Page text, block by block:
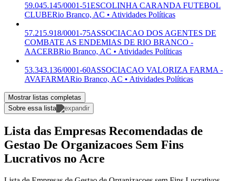
59.045.145/0001-51ESCOLINHA CARANDA FUTEBOL
CLUBERio Branco, AC • Atividades Políticas
57.215.918/0001-75ASSOCIACAO DOS AGENTES DE
COMBATE AS ENDEMIAS DE RIO BRANCO -
AACERBRio Branco, AC • Atividades Políticas
53.343.136/0001-60ASSOCIACAO VALORIZA FARMA -
AVAFARMARio Branco, AC • Atividades Políticas
Mostrar listas completas
Sobre essa lista
Lista das Empresas Recomendadas de
Gestao De Organizacoes Sem Fins
Lucrativos no Acre